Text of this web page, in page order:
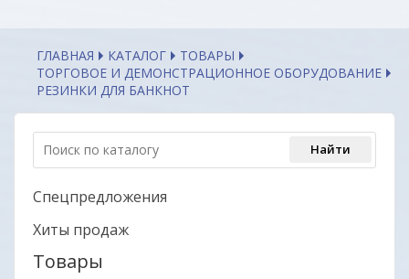
ГЛАВНАЯ КАТАЛОГ
ТОВАРЫ
ТОРГОВОЕ И ДЕМОНСТРАЦИОННОЕ ОБОРУДОВАНИЕ
РЕЗИНКИ ДЛЯ БАНКНОТ
Спецпредложения
Хиты продаж
Товары